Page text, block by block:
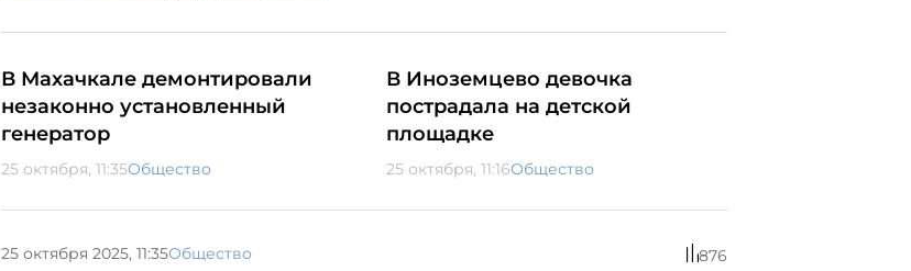
В Махачкале демонтировали
незаконно установленный
генератор
25 октября, 11:35Общество
В Иноземцево девочка
пострадала на детской
площадке
25 октября, 11:16Общество
25 октября 2025, 11:35Общество 876